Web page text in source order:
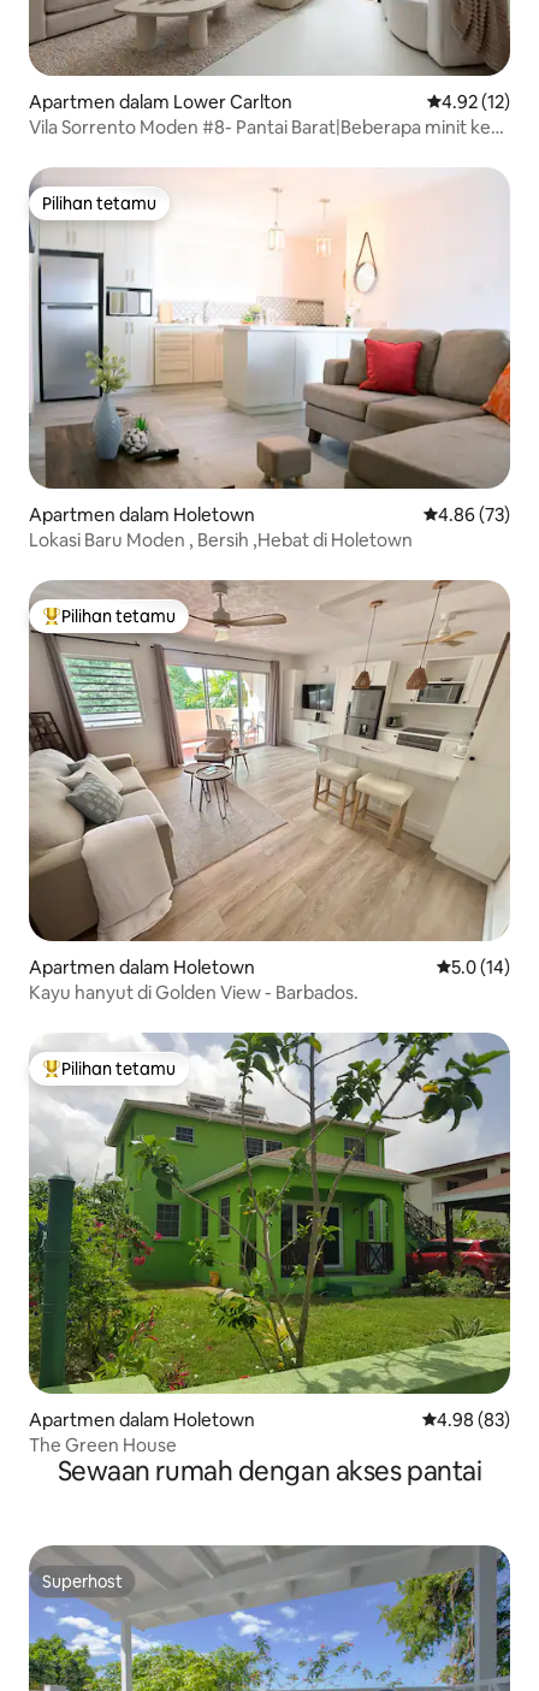
Apartmen dalam Lower Carlton Penarafan
4.92 (12)
Vila Sorrento Moden #8- Pantai Barat|Beberapa minit ke
Pilihan tetamu
Pilihan tetamu
Apartmen dalam Holetown Penarafan
4.86 (73)
Lokasi Baru Moden , Bersih ,Hebat di Holetown
Pilihan utama tetamu
Pilihan tetamu
Apartmen dalam Holetown Penarafan
5.0 (14)
Kayu hanyut di Golden View - Barbados.
Pilihan utama tetamu
Pilihan tetamu
Apartmen dalam Holetown Penarafan
4.98 (83)
The Green House
Sewaan rumah dengan akses pantai
Superhost
Superhost